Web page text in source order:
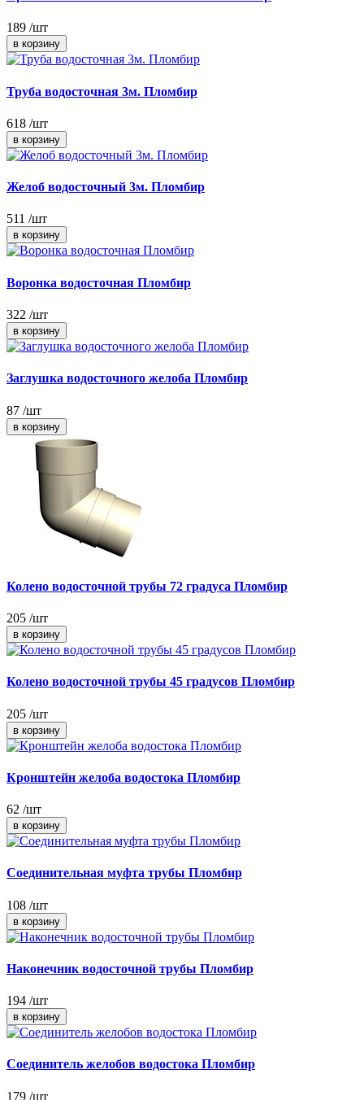
189 /шт
Труба водосточная 3м. Пломбир
618 /шт
Желоб водосточный 3м. Пломбир
511 /шт
Воронка водосточная Пломбир
322 /шт
Заглушка водосточного желоба Пломбир
87 /шт
Колено водосточной трубы 72 градуса Пломбир
205 /шт
Колено водосточной трубы 45 градусов Пломбир
205 /шт
Кронштейн желоба водостока Пломбир
62 /шт
Соединительная муфта трубы Пломбир
108 /шт
Наконечник водосточной трубы Пломбир
194 /шт
Соединитель желобов водостока Пломбир
179 /шт